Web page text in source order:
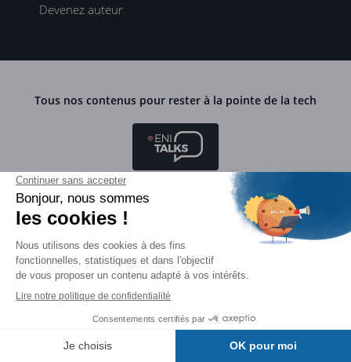
Devenez auteur
Tous nos contenus pour rester à la pointe de la tech
Webinaires ENI TALKS
Table ronde avec des experts
Podcast HORIZONS TECH BY ENI
1 épisode toutes les deux semaines à 8h